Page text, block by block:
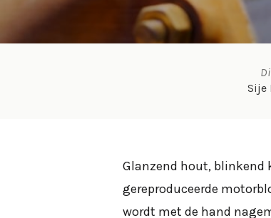
Sije
Glanzend hout, blinkend
gereproduceerde
wordt met de hand